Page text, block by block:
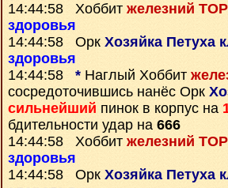
14:44:58 Хоббит железний
здоровья
14:44:58 Орк Хозяйка Петуха
здоровья
14:44:58 * Наглый Хоббит
сосредоточившись нанёс Орк
сильнейший пинок в корпус на
бдительности удар на 666
14:44:58 Хоббит железний
здоровья
14:44:58 Орк Хозяйка Петуха